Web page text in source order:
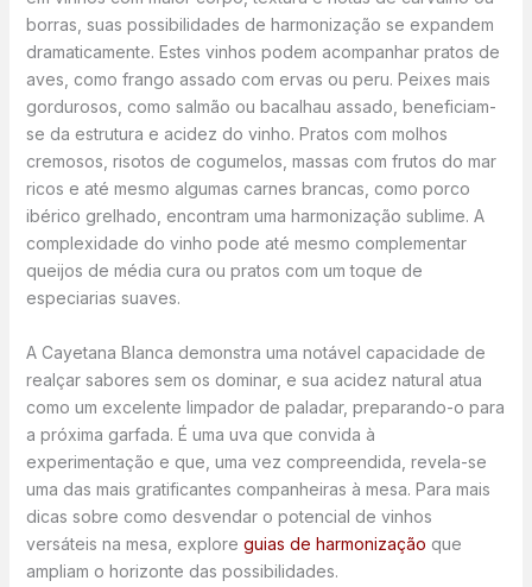
borras, suas possibilidades de harmonização se expandem
dramaticamente. Estes vinhos podem acompanhar pratos de
aves, como frango assado com ervas ou peru. Peixes mais
gordurosos, como salmão ou bacalhau assado, beneficiam-
se da estrutura e acidez do vinho. Pratos com molhos
cremosos, risotos de cogumelos, massas com frutos do mar
ricos e até mesmo algumas carnes brancas, como porco
ibérico grelhado, encontram uma harmonização sublime. A
complexidade do vinho pode até mesmo complementar
queijos de média cura ou pratos com um toque de
especiarias suaves.
A Cayetana Blanca demonstra uma notável capacidade de
realçar sabores sem os dominar, e sua acidez natural atua
como um excelente limpador de paladar, preparando-o para
a próxima garfada. É uma uva que convida à
experimentação e que, uma vez compreendida, revela-se
uma das mais gratificantes companheiras à mesa. Para mais
dicas sobre como desvendar o potencial de vinhos
versáteis na mesa, explore guias de harmonização que
ampliam o horizonte das possibilidades.